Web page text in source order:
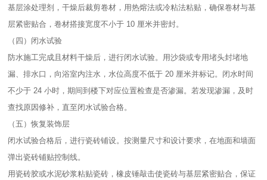
基层涂处理剂，干燥后裁剪卷材，用热熔法或冷粘法粘贴，确保卷材与基
层紧密贴合，卷材搭接宽度不小于 10 厘米并密封。​
（四）闭水试验​
防水施工完成且材料干燥后，进行闭水试验。用沙袋或专用堵头封堵地
漏、排水口，向浴室内注水，水位高度不低于 20 厘米并标记。闭水时间
不少于 24 小时，期间到楼下对应位置检查是否渗漏。若发现渗漏，及时
查找原因修补，直至闭水试验合格。​
（五）恢复装饰层​
闭水试验合格后，进行瓷砖铺设。按测量尺寸和设计要求，在地面和墙面
弹出瓷砖铺贴控制线。​
用瓷砖胶或水泥砂浆粘贴瓷砖，橡皮锤敲击使瓷砖与基层紧密贴合，保证